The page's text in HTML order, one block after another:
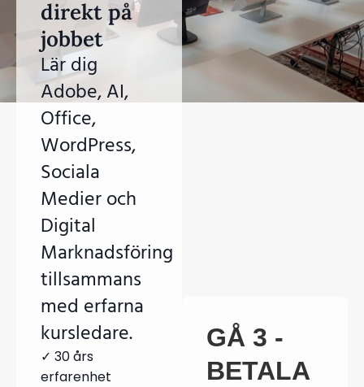
direkt på
jobbet
Lär dig
Adobe, AI,
Office,
WordPress,
Sociala
Medier och
Digital
Marknadsföring
tillsammans
med erfarna
kursledare.
✓ 30 års
erfarenhet
GÅ 3 -
BETALA